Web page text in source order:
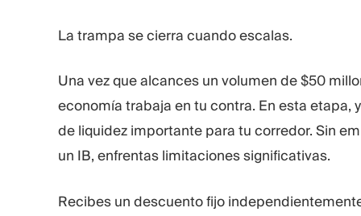
La trampa se cierra cuando escalas.
Una vez que alcances un volumen de $50
economía trabaja en tu contra. En esta etapa,
de liquidez importante para tu corredor. Sin
un IB, enfrentas limitaciones significativas.
Recibes un descuento fijo